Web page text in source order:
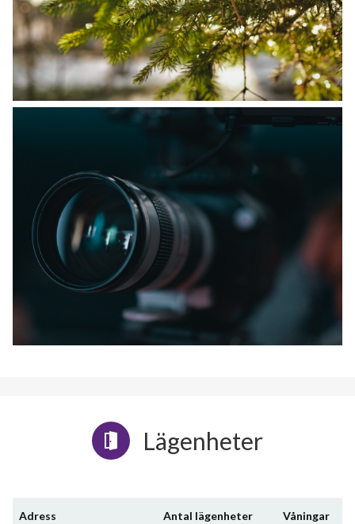
Lägenheter
Adress Antal lägenheter Våningar